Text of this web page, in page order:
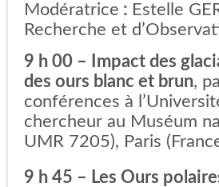
Modératrice : Estelle
Recherche et
9 h 00 – I mpact des
des ours blanc et brun,
conférences à
chercheur au Muséum
UMR 7205), Paris
9 h 45 – Les Ours